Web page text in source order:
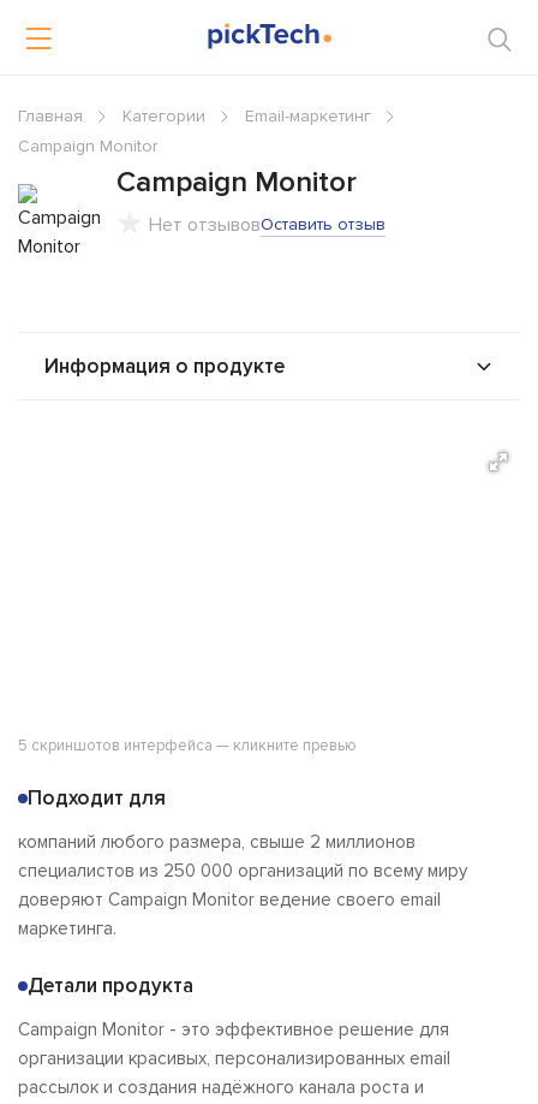
Главная Категории
Email-маркетинг
Campaign Monitor
Campaign Monitor
Нет отзывовОставить отзыв
Информация о продукте
5 скриншотов интерфейса — кликните превью
Подходит для
компаний любого размера, свыше 2 миллионов
специалистов из 250 000 организаций по всему миру
доверяют Campaign Monitor ведение своего email
маркетинга.
Детали продукта
Campaign Monitor - это эффективное решение для
организации красивых, персонализированных email
рассылок и создания надёжного канала роста и